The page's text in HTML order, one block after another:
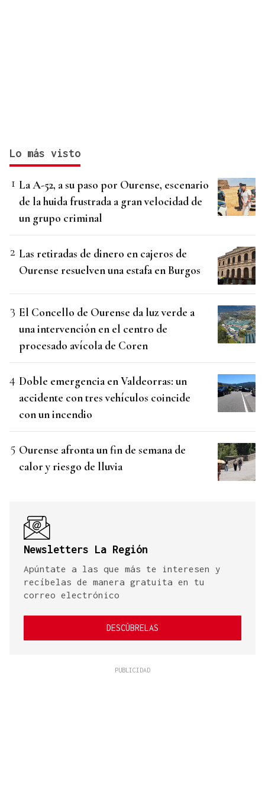
Lo más visto
La A-52, a su paso por Ourense, escenario
de la huida frustrada a gran velocidad de
un grupo criminal
Las retiradas de dinero en cajeros de
Ourense resuelven una estafa en Burgos
El Concello de Ourense da luz verde a
una intervención en el centro de
procesado avícola de Coren
Doble emergencia en Valdeorras: un
accidente con tres vehículos coincide
con un incendio
Ourense afronta un fin de semana de
calor y riesgo de lluvia
Newsletters La Región
Apúntate a las que más te interesen y
recíbelas de manera gratuita en tu
correo electrónico
DESCÚBRELAS